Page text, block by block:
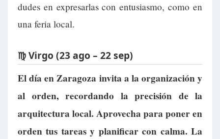
dudes en expresarlas con entusiasmo, como en
una feria local.
♍ Virgo (23 ago – 22 sep)
El día en Zaragoza invita a la organización y
al orden, recordando la precisión de la
arquitectura local. Aprovecha para poner en
orden tus tareas y planificar con calma. La